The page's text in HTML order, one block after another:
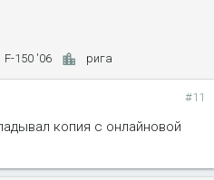
F-150 '06 рига
#11
копия с онлайновой